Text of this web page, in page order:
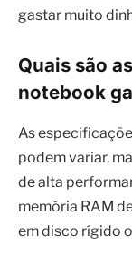
gastar muito
Quais são
notebook
As
podem variar,
de alta
memória RAM
em disco rígido